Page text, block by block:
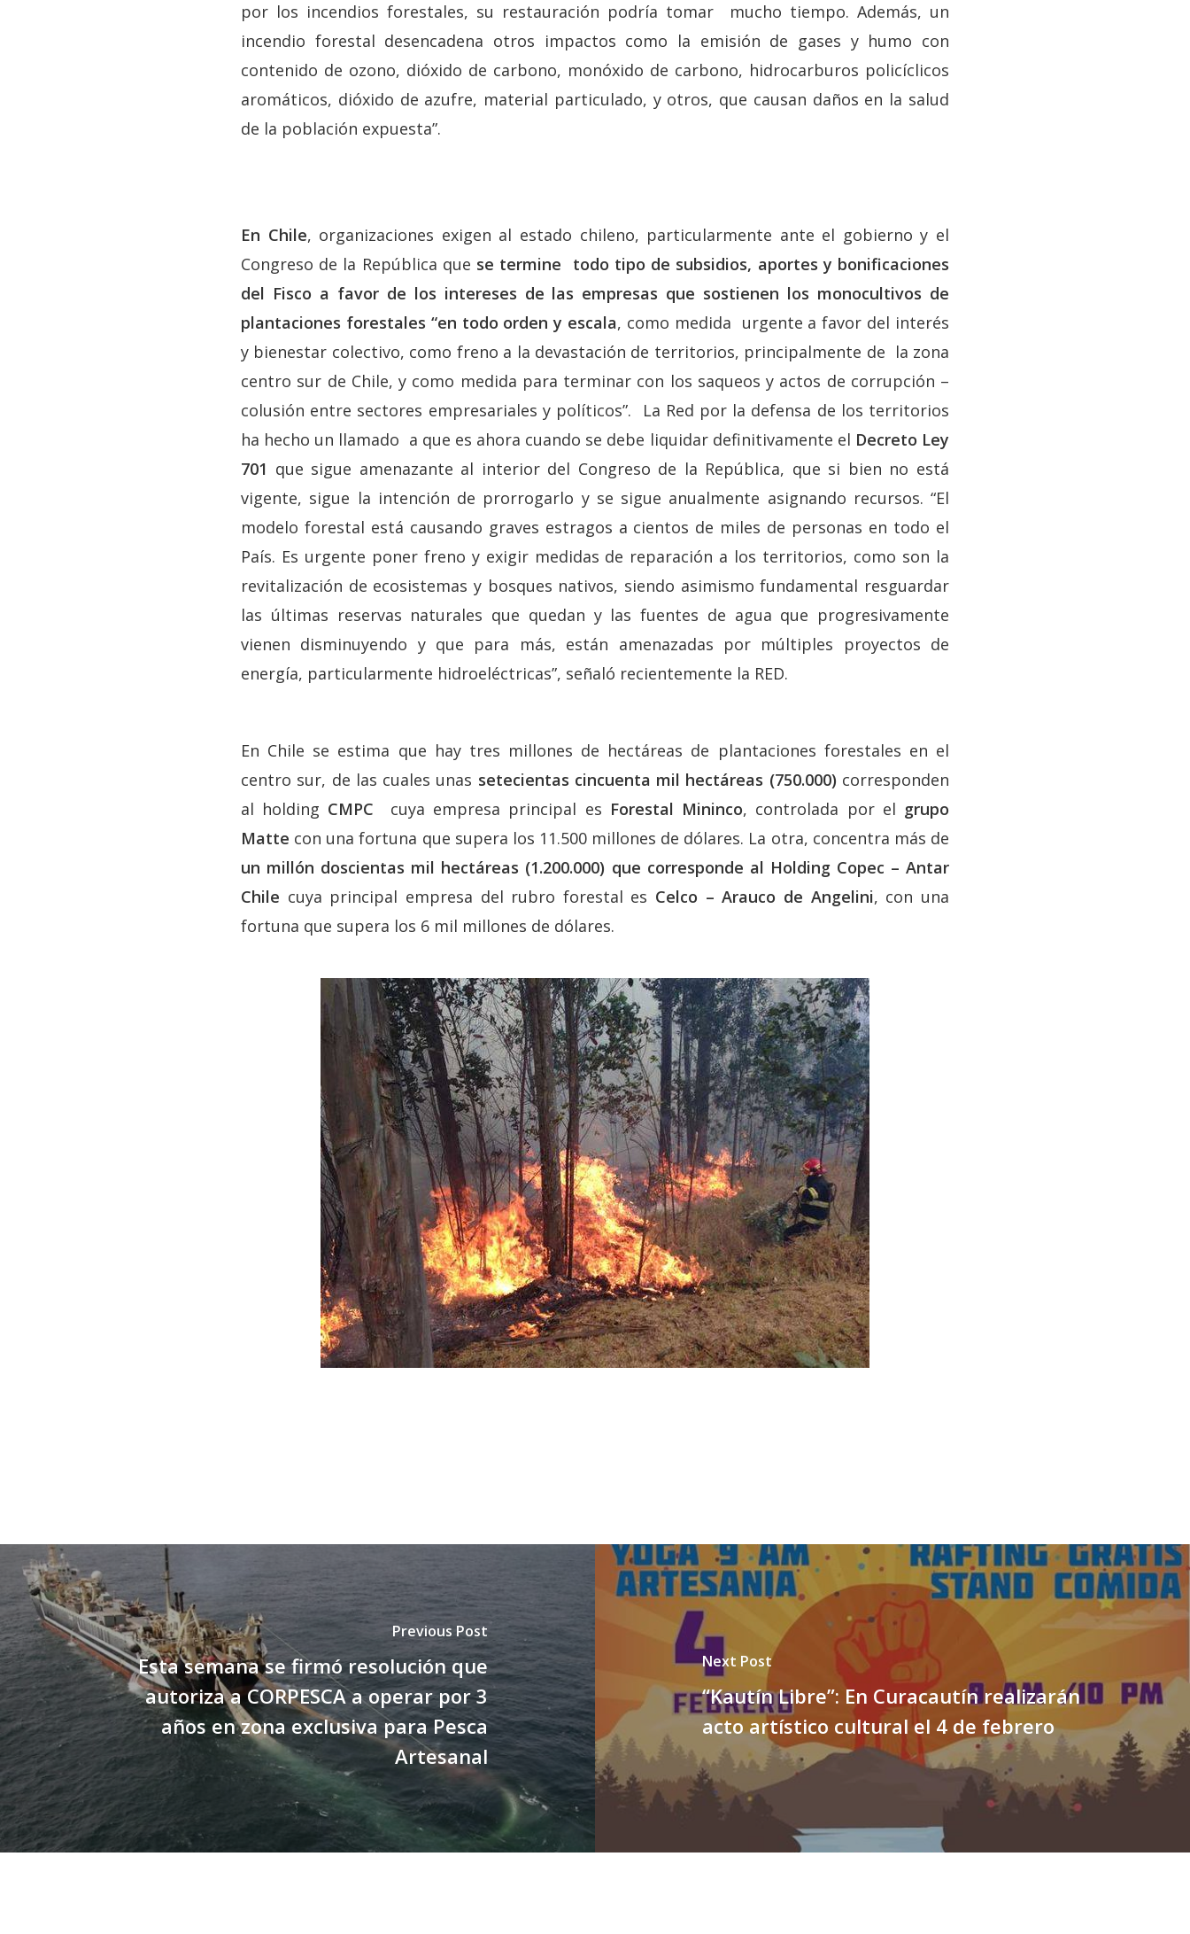
por los incendios forestales, su restauración podría tomar mucho tiempo. Además, un
incendio forestal desencadena otros impactos como la emisión de gases y humo con
contenido de ozono, dióxido de carbono, monóxido de carbono, hidrocarburos policíclicos
aromáticos, dióxido de azufre, material particulado, y otros, que causan daños en la salud
de la población expuesta”.
En Chile, organizaciones exigen al estado chileno, particularmente ante el gobierno y el
Congreso de la República que se termine todo tipo de subsidios, aportes y bonificaciones
del Fisco a favor de los intereses de las empresas que sostienen los monocultivos de
plantaciones forestales “en todo orden y escala, como medida urgente a favor del interés
y bienestar colectivo, como freno a la devastación de territorios, principalmente de la zona
centro sur de Chile, y como medida para terminar con los saqueos y actos de corrupción –
colusión entre sectores empresariales y políticos”. La Red por la defensa de los territorios
ha hecho un llamado a que es ahora cuando se debe liquidar definitivamente el Decreto Ley
701 que sigue amenazante al interior del Congreso de la República, que si bien no está
vigente, sigue la intención de prorrogarlo y se sigue anualmente asignando recursos. “El
modelo forestal está causando graves estragos a cientos de miles de personas en todo el
País. Es urgente poner freno y exigir medidas de reparación a los territorios, como son la
revitalización de ecosistemas y bosques nativos, siendo asimismo fundamental resguardar
las últimas reservas naturales que quedan y las fuentes de agua que progresivamente
vienen disminuyendo y que para más, están amenazadas por múltiples proyectos de
energía, particularmente hidroeléctricas”, señaló recientemente la RED.
En Chile se estima que hay tres millones de hectáreas de plantaciones forestales en el
centro sur, de las cuales unas setecientas cincuenta mil hectáreas (750.000) corresponden
al holding CMPC cuya empresa principal es Forestal Mininco, controlada por el grupo
Matte con una fortuna que supera los 11.500 millones de dólares. La otra, concentra más de
un millón doscientas mil hectáreas (1.200.000) que corresponde al Holding Copec – Antar
Chile cuya principal empresa del rubro forestal es Celco – Arauco de Angelini, con una
fortuna que supera los 6 mil millones de dólares.
Previous Post
Esta semana se firmó resolución que
autoriza a CORPESCA a operar por 3
años en zona exclusiva para Pesca
Artesanal
Next Post
“Kautín Libre”: En Curacautín realizarán
acto artístico cultural el 4 de febrero